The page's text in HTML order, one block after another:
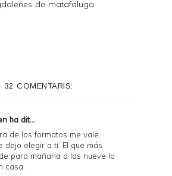
de matafaluga
32 COMENTARIS:
ha dit...
de los formatos me vale.
dejo elegir a tí. El que más
para mañana a las nueve lo
casa.